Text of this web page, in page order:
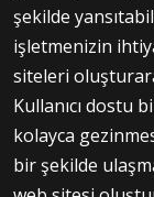
şekilde
işletmenizin
siteleri
Kullanıcı dostu
kolayca
bir şekilde